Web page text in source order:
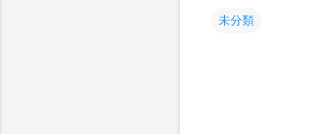
未分類